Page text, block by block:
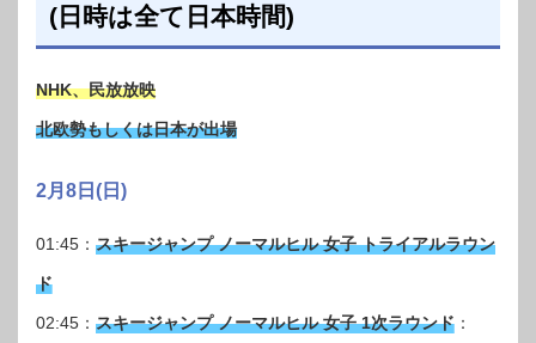
(日時は全て日本時間)
NHK、民放放映
北欧勢もしくは日本が出場
2月8日(日)
01:45： スキージャンプ ノーマルヒル 女子 トライアルラウン
ド
02:45： スキージャンプ ノーマルヒル 女子 1次ラウンド ：